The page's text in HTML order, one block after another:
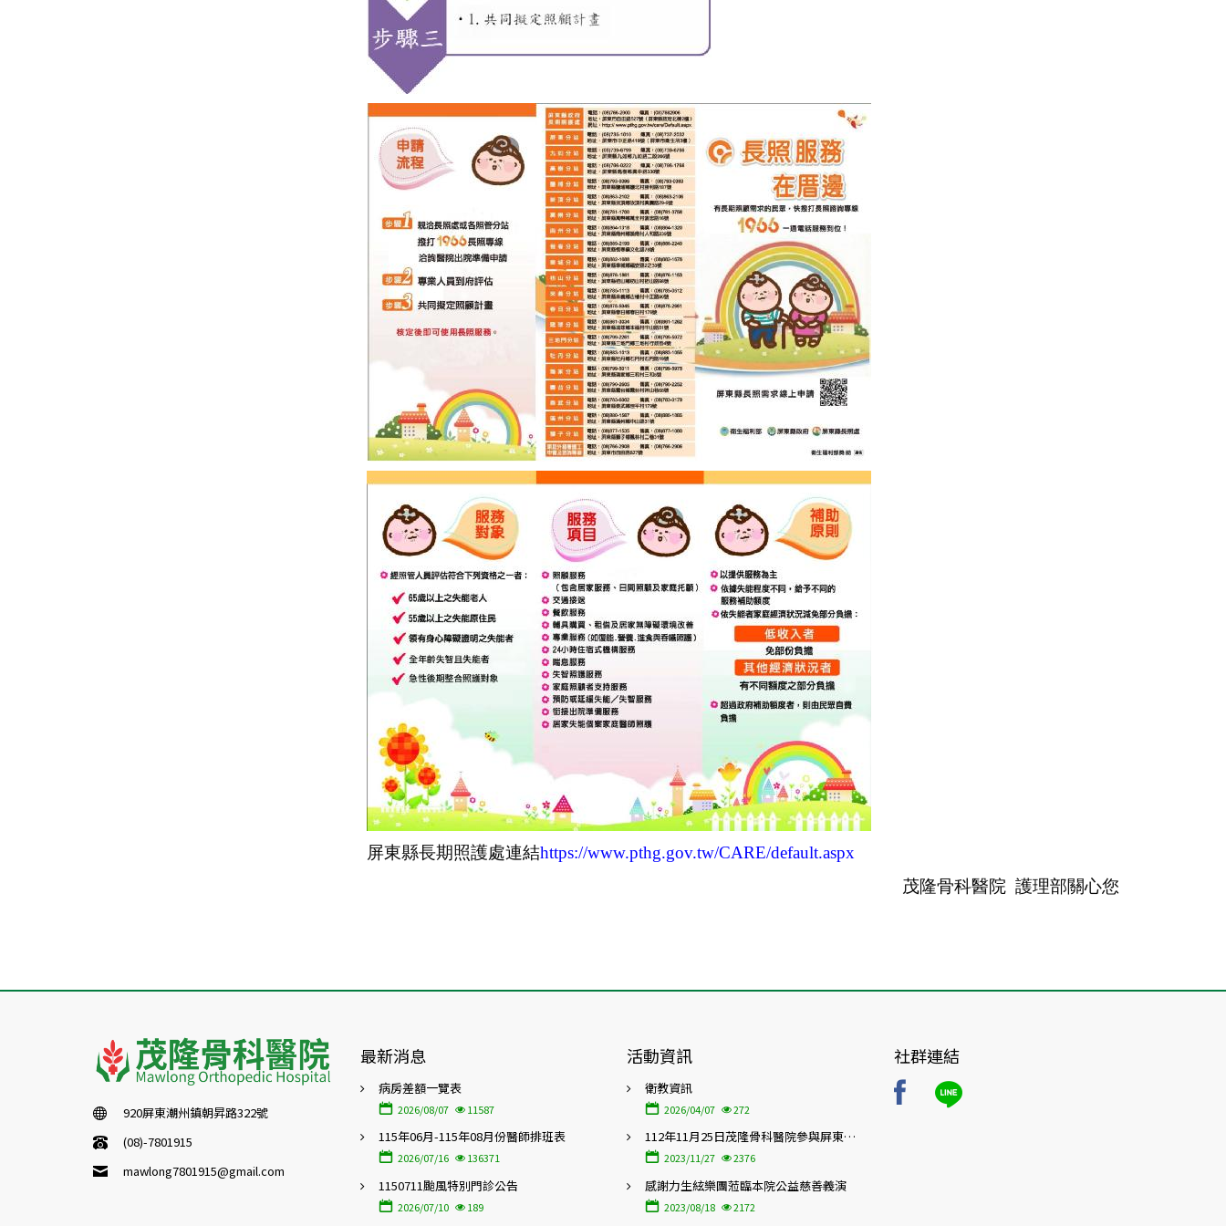
屏東縣長期照護處連結https://www.pthg.gov.tw/CARE/default.aspx
茂隆骨科醫院 護理部關心您
920屏東潮州鎮朝昇路322號
(08)-7801915
mawlong7801915@gmail.com
最新消息
病房差額一覽表
2026/08/07 11587
115年06月-115年08月份醫師排班表
2026/07/16 136371
1150711颱風特別門診公告
2026/07/10 189
活動資訊
衛教資訊
2026/04/07 272
112年11月25日茂隆骨科醫院參與屏東首
屆「高齡友善照護暨在地特色醫療博覽
2023/11/27 2376
感謝力生絃樂團蒞臨本院公益慈善義演
2023/08/18 2172
社群連結